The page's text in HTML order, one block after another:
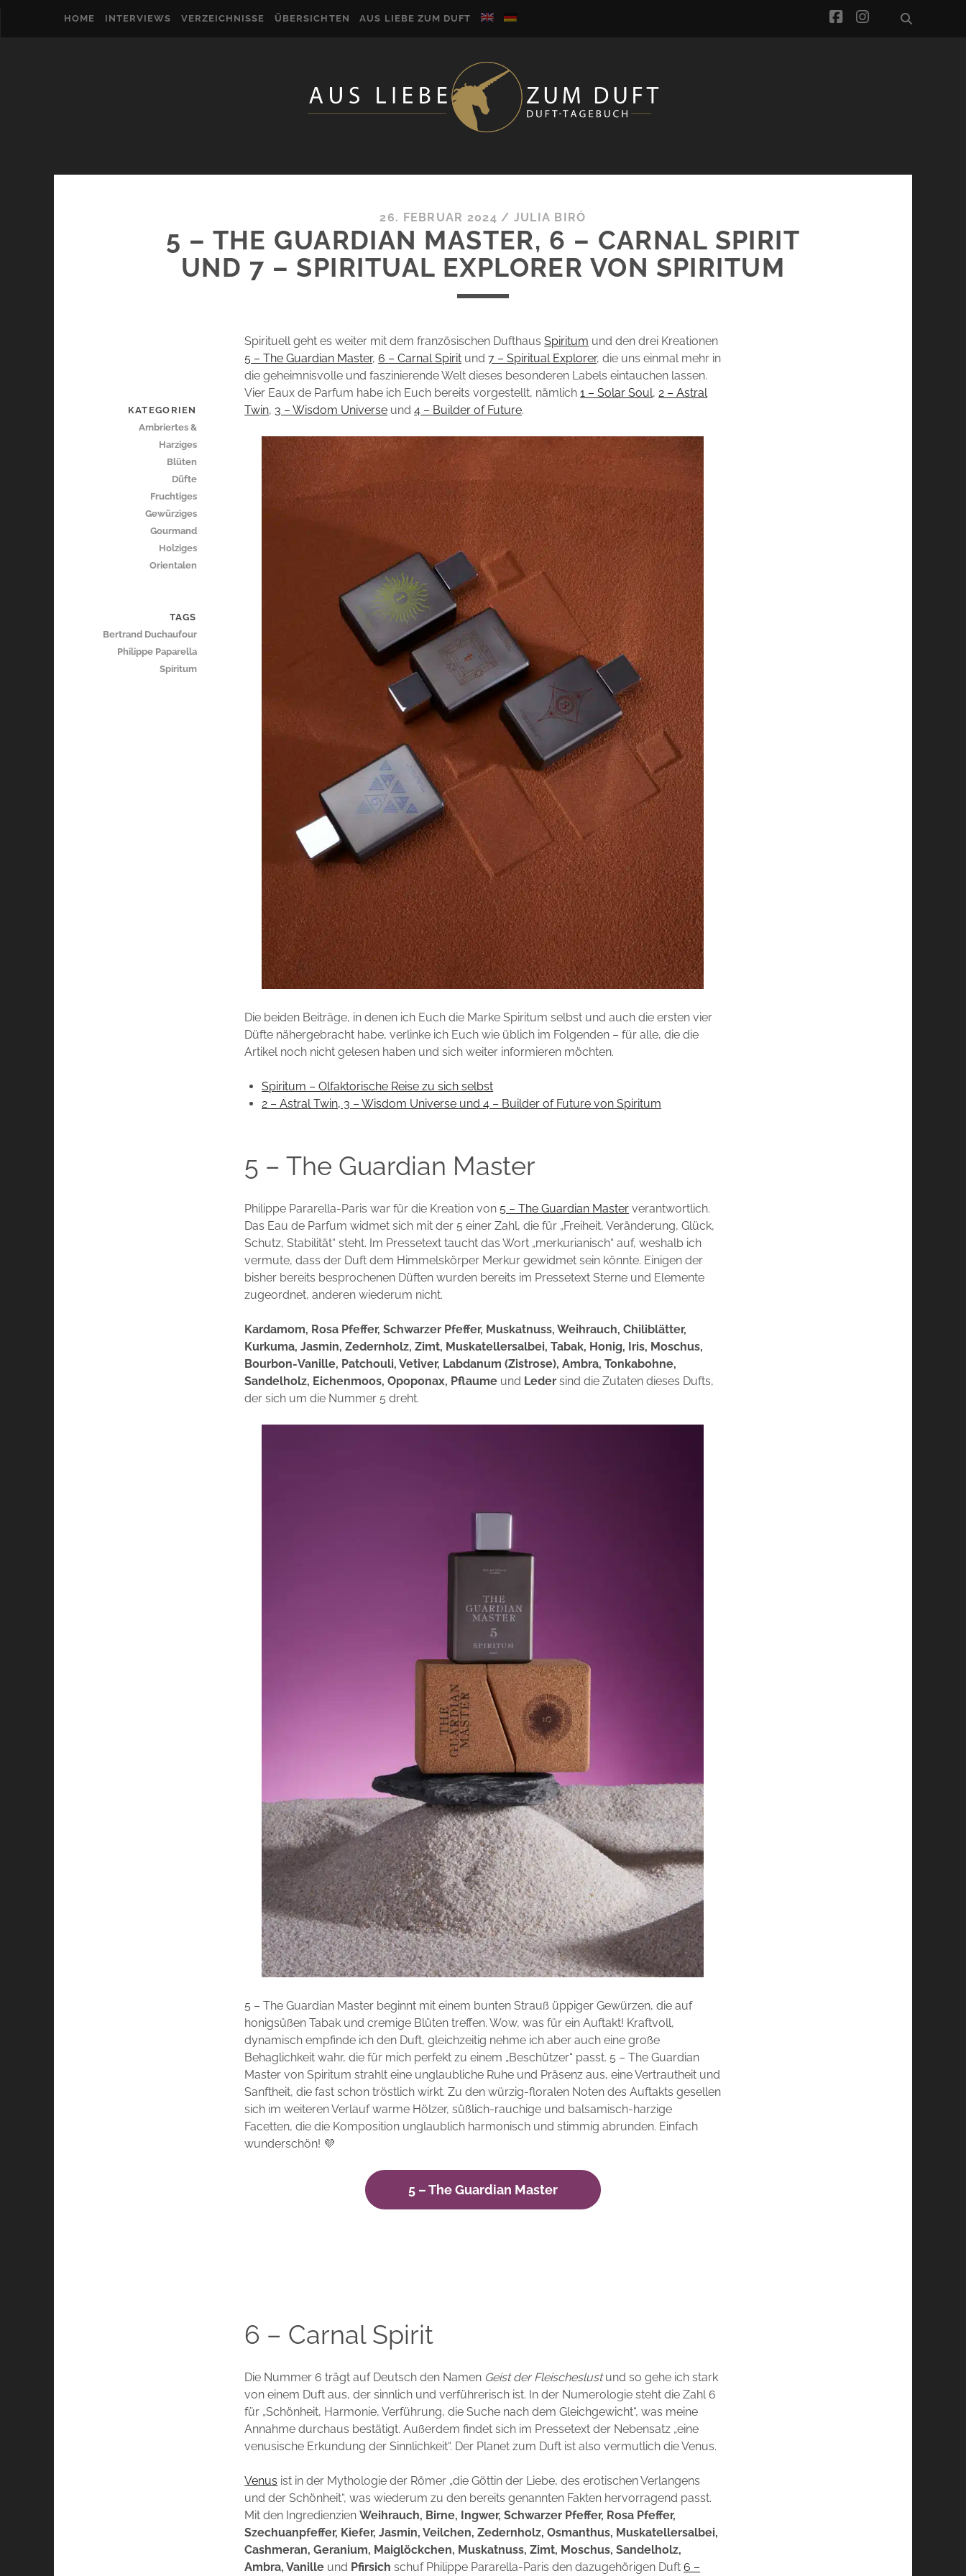
HOME INTERVIEWS VERZEICHNISSE ÜBERSICHTEN AUS LIEBE ZUM DUFT facebook
instagram
26. FEBRUAR 2024 / JULIA BIRÓ
5 – THE GUARDIAN MASTER, 6 – CARNAL SPIRIT
UND 7 – SPIRITUAL EXPLORER VON SPIRITUM
Spirituell geht es weiter mit dem französischen DufthausSpiritum und den drei Kreationen
5 – The Guardian Master,6 – Carnal Spirit und7 – Spiritual Explorer, die uns einmal mehr in
die geheimnisvolle und faszinierende Welt dieses besonderen Labels eintauchen lassen.
Vier Eaux de Parfum habe ich Euch bereits vorgestellt, nämlich1 – Solar Soul,2 – Astral
Twin, 3 – Wisdom Universe und4 – Builder of Future.
Die beiden Beiträge, in denen ich Euch die Marke Spiritum selbst und auch die ersten vier
Düfte nähergebracht habe, verlinke ich Euch wie üblich im Folgenden – für alle, die die
Artikel noch nicht gelesen haben und sich weiter informieren möchten.
Spiritum – Olfaktorische Reise zu sich selbst
2 – Astral Twin, 3 – Wisdom Universe und 4 – Builder of Future von Spiritum
5 – The Guardian Master
Philippe Pararella-Paris war für die Kreation von5 – The Guardian Master verantwortlich.
Das Eau de Parfum widmet sich mit der 5 einer Zahl, die für „Freiheit, Veränderung, Glück,
Schutz, Stabilität“ steht. Im Pressetext taucht das Wort „merkurianisch“ auf, weshalb ich
vermute, dass der Duft dem Himmelskörper Merkur gewidmet sein könnte. Einigen der
bisher bereits besprochenen Düften wurden bereits im Pressetext Sterne und Elemente
zugeordnet, anderen wiederum nicht.
Kardamom, Rosa Pfeffer, Schwarzer Pfeffer, Muskatnuss, Weihrauch, Chiliblätter,
Kurkuma, Jasmin, Zedernholz, Zimt, Muskatellersalbei, Tabak, Honig, Iris, Moschus,
Bourbon-Vanille, Patchouli, Vetiver, Labdanum (Zistrose), Ambra, Tonkabohne,
Sandelholz, Eichenmoos, Opoponax, Pflaume und Leder sind die Zutaten dieses Dufts,
der sich um die Nummer 5 dreht.
5 – The Guardian Master beginnt mit einem bunten Strauß üppiger Gewürzen, die auf
honigsüßen Tabak und cremige Blüten treffen. Wow, was für ein Auftakt! Kraftvoll,
dynamisch empfinde ich den Duft, gleichzeitig nehme ich aber auch eine große
Behaglichkeit wahr, die für mich perfekt zu einem „Beschützer“ passt. 5 – The Guardian
Master von Spiritum strahlt eine unglaubliche Ruhe und Präsenz aus, eine Vertrautheit und
Sanftheit, die fast schon tröstlich wirkt. Zu den würzig-floralen Noten des Auftakts gesellen
sich im weiteren Verlauf warme Hölzer, süßlich-rauchige und balsamisch-harzige
Facetten, die die Komposition unglaublich harmonisch und stimmig abrunden. Einfach
wunderschön! 💜
5 – The Guardian Master
6 – Carnal Spirit
Die Nummer 6 trägt auf Deutsch den Namen Geist der Fleischeslustund so gehe ich stark
von einem Duft aus, der sinnlich und verführerisch ist. In der Numerologie steht die Zahl 6
für „Schönheit, Harmonie, Verführung, die Suche nach dem Gleichgewicht“, was meine
Annahme durchaus bestätigt. Außerdem findet sich im Pressetext der Nebensatz „eine
venusische Erkundung der Sinnlichkeit“. Der Planet zum Duft ist also vermutlich die Venus.
Venus ist in der Mythologie der Römer „die Göttin der Liebe, des erotischen Verlangens
und der Schönheit“, was wiederum zu den bereits genannten Fakten hervorragend passt.
Mit den IngredienzienWeihrauch, Birne, Ingwer, Schwarzer Pfeffer, Rosa Pfeffer,
Szechuanpfeffer, Kiefer, Jasmin, Veilchen, Zedernholz, Osmanthus, Muskatellersalbei,
Cashmeran, Geranium, Maiglöckchen, Muskatnuss, Zimt, Moschus, Sandelholz,
Ambra, Vanille und Pfirsich schuf Philippe Pararella-Paris den dazugehörigen Duft6 –
KATEGORIEN
Ambriertes &
Harziges
Blüten
Düfte
Fruchtiges
Gewürziges
Gourmand
Holziges
Orientalen
TAGS
Bertrand Duchaufour
Philippe Paparella
Spiritum